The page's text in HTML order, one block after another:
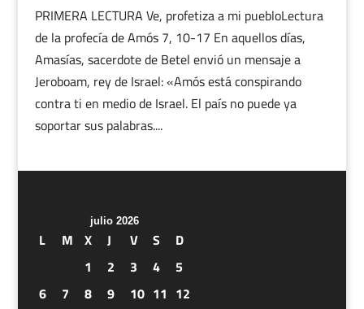
PRIMERA LECTURA Ve, profetiza a mi puebloLectura
de la profecía de Amós 7, 10-17 En aquellos días,
Amasías, sacerdote de Betel envió un mensaje a
Jeroboam, rey de Israel: «Amós está conspirando
contra ti en medio de Israel. El país no puede ya
soportar sus palabras....
julio 2026
L M X J V S
D
1
2 3 4
5
6
7 8 9 10 11 12